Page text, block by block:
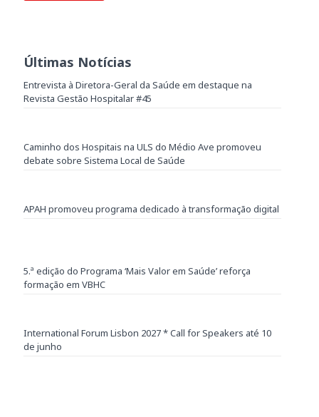
Últimas Notícias
Entrevista à Diretora-Geral da Saúde em destaque na
Revista Gestão Hospitalar #45
Caminho dos Hospitais na ULS do Médio Ave promoveu
debate sobre Sistema Local de Saúde
APAH promoveu programa dedicado à transformação digital
5.ª edição do Programa ‘Mais Valor em Saúde’ reforça
formação em VBHC
International Forum Lisbon 2027 * Call for Speakers até 10
de junho